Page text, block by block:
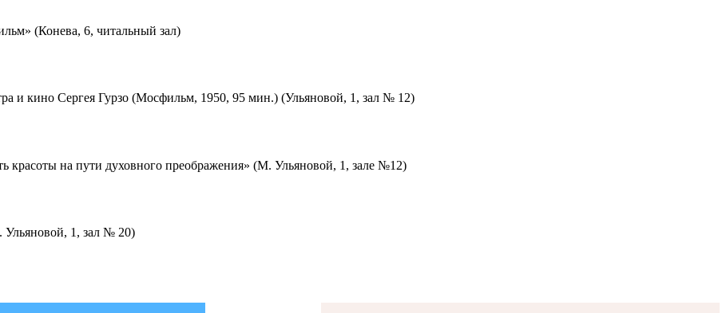
(Конева, 6, читальный зал)
и кино Сергея Гурзо (Мосфильм, 1950, 95 мин.) (Ульяновой, 1, зал № 12)
красоты на пути духовного преображения» (М. Ульяновой, 1, зале №12)
1, зал № 20)